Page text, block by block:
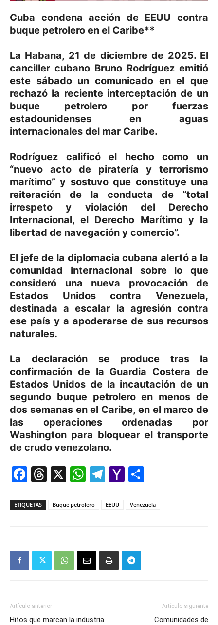
Cuba condena acción de EEUU contra
buque petrolero en el Caribe**
La Habana, 21 de diciembre de 2025. El
canciller cubano Bruno Rodríguez emitió
este sábado un comunicado en el que
rechazó la reciente interceptación de un
buque petrolero por fuerzas
estadounidenses en aguas
internacionales del mar Caribe.
Rodríguez calificó el hecho como un
“nuevo acto de piratería y terrorismo
marítimo” y sostuvo que constituye una
reiteración de la conducta de “total
irrespeto y violación del Derecho
Internacional, el Derecho Marítimo y la
libertad de navegación y comercio”.
El jefe de la diplomacia cubana alertó a la
comunidad internacional sobre lo que
consideró una nueva provocación de
Estados Unidos contra Venezuela,
destinada a escalar la agresión contra
ese país y a apoderarse de sus recursos
naturales.
La declaración se produce tras la
confirmación de la Guardia Costera de
Estados Unidos de la incautación de un
segundo buque petrolero en menos de
dos semanas en el Caribe, en el marco de
las operaciones ordenadas por
Washington para bloquear el transporte
de crudo venezolano.
Facebook
Threads
X WhatsApp
Telegram
Yahoo
ETIQUETAS Buque petrolero EEUU Venezuela
Artículo anterior
Hitos que marcan la industria
Artículo siguiente
Comunidades de